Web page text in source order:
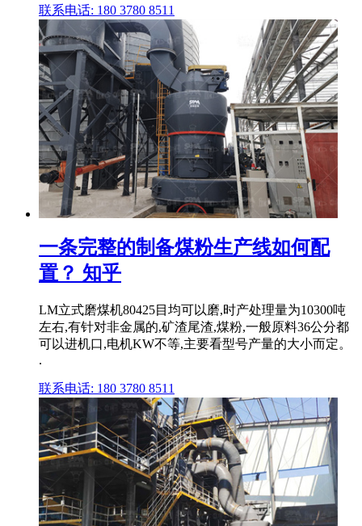
联系电话: 180 3780 8511
一条完整的制备煤粉生产线如何配
置？ 知乎
LM立式磨煤机80425目均可以磨,时产处理量为10300吨
左右,有针对非金属的,矿渣尾渣,煤粉,一般原料36公分都
可以进机口,电机KW不等,主要看型号产量的大小而定。
.
联系电话: 180 3780 8511